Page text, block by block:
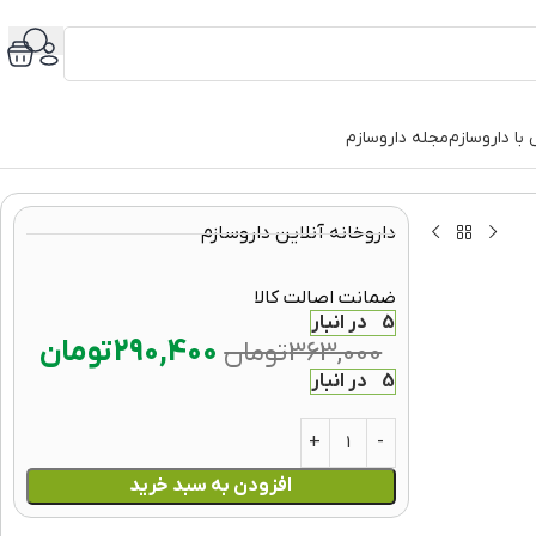
داروسازممجله داروسازم
داروخانه آنلاین داروسازم
ضمانت اصالت کالا
5 در انبار
363,000تومان 290,400تومان
5 در انبار
افزودن به سبد خرید